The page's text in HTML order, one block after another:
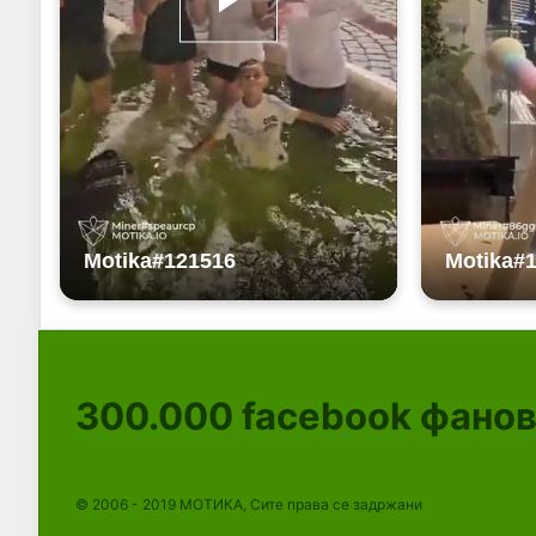
300.000 facebook
© 2006 - 2019 МОТИКА, Сите права се задржани